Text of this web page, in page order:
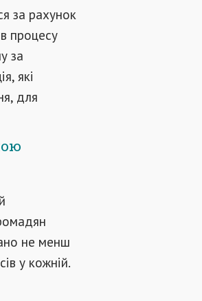
за рахунок
процесу
за
які
для
не менш
у кожній.